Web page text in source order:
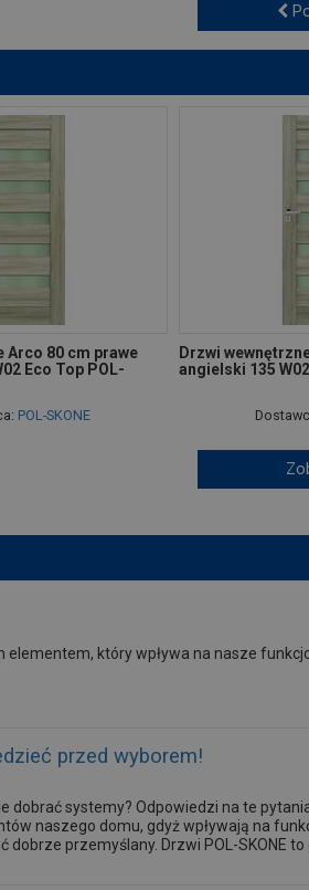
Arco 80 cm prawe
Eco Top POL-
POL-SKONE
Drzwi
angielski 135
który wpływa na nasze
przed wyborem!
dobrać systemy? Odpowiedzi na te
naszego domu, gdyż wpływają na
przemyślany. Drzwi POL-SKONE